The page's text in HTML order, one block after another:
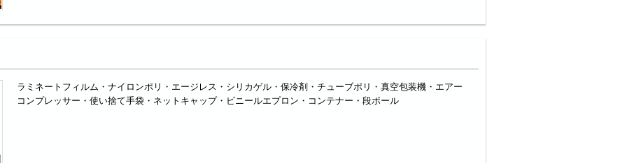
ラミネートフィルム・ナイロンポリ・エージレス・シリカゲル・保冷剤・チューブポリ・真空包装機・エアー
コンプレッサー・使い捨て手袋・ネットキャップ・ビニールエプロン・コンテナー・段ボール